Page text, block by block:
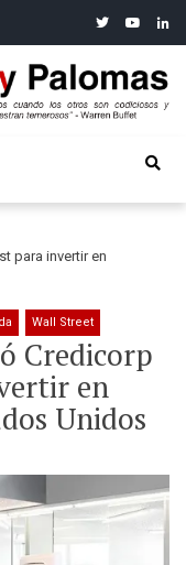
twitteryoutube
para invertir en
Wall Street
Credicorp
en
Unidos